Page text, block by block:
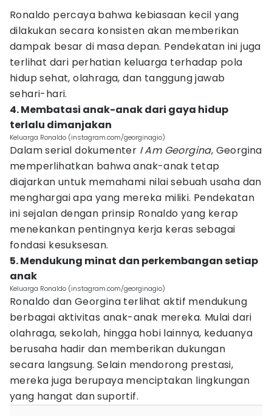
Ronaldo percaya bahwa kebiasaan kecil yang
dilakukan secara konsisten akan memberikan
dampak besar di masa depan. Pendekatan ini juga
terlihat dari perhatian keluarga terhadap pola
hidup sehat, olahraga, dan tanggung jawab
sehari-hari.
4. Membatasi anak-anak dari gaya hidup
terlalu dimanjakan
Keluarga Ronaldo (instagram.com/georginagio)
Dalam serial dokumenter I Am Georgina, Georgina
memperlihatkan bahwa anak-anak tetap
diajarkan untuk memahami nilai sebuah usaha dan
menghargai apa yang mereka miliki. Pendekatan
ini sejalan dengan prinsip Ronaldo yang kerap
menekankan pentingnya kerja keras sebagai
fondasi kesuksesan.
5. Mendukung minat dan perkembangan setiap
anak
Keluarga Ronaldo (instagram.com/georginagio)
Ronaldo dan Georgina terlihat aktif mendukung
berbagai aktivitas anak-anak mereka. Mulai dari
olahraga, sekolah, hingga hobi lainnya, keduanya
berusaha hadir dan memberikan dukungan
secara langsung. Selain mendorong prestasi,
mereka juga berupaya menciptakan lingkungan
yang hangat dan suportif.